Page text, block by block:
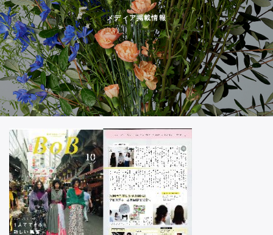
メディア掲載情報
WELLBEING REPORT
FOR SALON
COMPANY
RECRUIT
CONTACT